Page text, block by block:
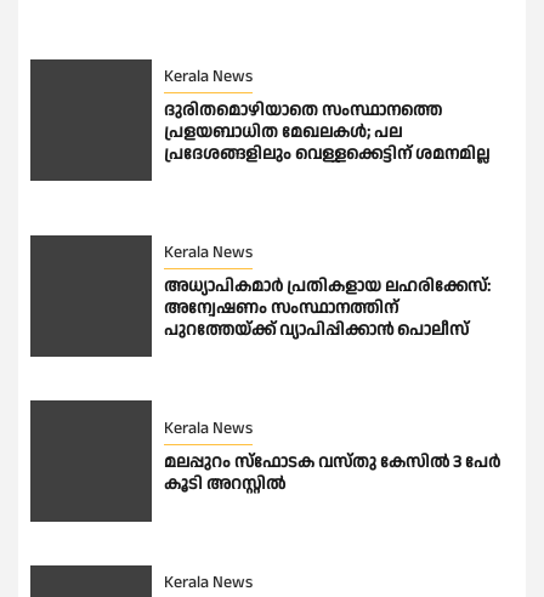
Kerala News
ദുരിതമൊഴിയാതെ സംസ്ഥാനത്തെ
പ്രളയബാധിത മേഖലകൾ; പല
പ്രദേശങ്ങളിലും വെള്ളക്കെട്ടിന് ശമനമില്ല
Kerala News
അധ്യാപികമാര്‍ പ്രതികളായ ലഹരിക്കേസ്:
അന്വേഷണം സംസ്ഥാനത്തിന്
പുറത്തേയ്ക്ക് വ്യാപിപ്പിക്കാന്‍ പൊലീസ്
Kerala News
മലപ്പുറം സ്ഫോടക വസ്തു കേസിൽ 3 പേർ
കൂടി അറസ്റ്റിൽ
Kerala News